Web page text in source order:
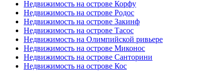
Недвижимость на острове Корфу
Недвижимость на острове Родос
Недвижимость на острове Закинф
Недвижимость на острове Тасос
Недвижимость на Олимпийской ривьере
Недвижимость на острове Миконос
Недвижимость на острове Санторини
Недвижимость на острове Кос